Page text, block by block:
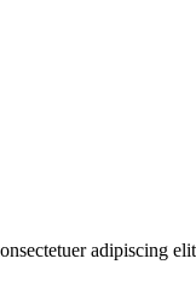
adipiscing